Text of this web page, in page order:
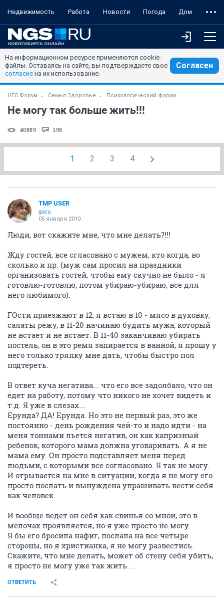
Недвижимость Работа Новости Погода Дом
На информационном ресурсе применяются cookie-
файлы. Оставаясь на сайте, вы подтверждаете свое
согласие на их использование.
Согласен
НГС.Форум Семья Здоровье Психологический форум
Не могу так больше жить!!!
40889 198
1 2 3 4
TMP USER
guru
05 января 2010
Люди, вот скажите мне, что мне делать?!!!
Жду гостей, все сгласовано с мужем, кто когда, во
сколько и пр. (муж сам просил на праздники
организовать гостей, чтобы ему скучно не было - я
готовлю-готовлю, потом убираю-убираю, все для
него любимого).
ГОсти приезжают в 12, я встаю в 10 - мясо в духовку,
салаты режу, в 11-20 начинаю будить мужа, который
не встает и не встает. В 11-40 заканчиваю убирать
постель, он в это ремя запирается в ванной, я прошу у
него только тряпку мне дать, чтобы быстро пол
подтереть.
В ответ куча негатива... что его все задолбало, что он
едет на работу, потому что никого не хочет видеть и
т.д. Я уже в слезах...
Ерунда? ДА! Ерунда. Но это не первый раз, это же
постоянно - день рождения чей-то и надо идти - на
меня тоннами льется негатив, он как капризный
ребенок, которого мама должна уговаривать. А я не
мама ему. Он просто подставляет меня перед
людьми, с которыми все согласовано. Я так не могу.
И отрывается на мне в ситуации, когда я не могу его
просто послать и вынуждена упрашивать вести себя
как человек.
И вообще ведет он себя как свинья со мной, это в
мелочах проявляется, но я уже просто не могу.
Я бы его бросила нафиг, послала на все четыре
стороны, но я христианка, я не могу развестись.
Скажите, что мне делать, может об стену себя убить,
я просто не могу уже так жить....
ОТВЕТИТЬ